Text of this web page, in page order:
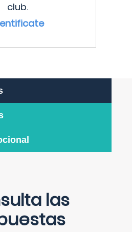
club.
las